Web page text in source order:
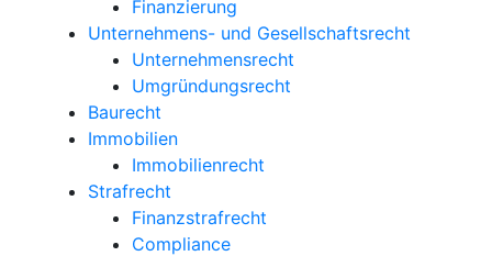
Finanzierung
Unternehmens- und Gesellschaftsrecht
Unternehmensrecht
Umgründungsrecht
Baurecht
Immobilien
Immobilienrecht
Strafrecht
Finanzstrafrecht
Compliance